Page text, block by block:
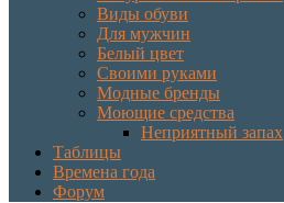
Виды обуви
Для мужчин
Белый цвет
Своими руками
Модные бренды
Моющие средства
Неприятный запах
Таблицы
Времена года
Форум